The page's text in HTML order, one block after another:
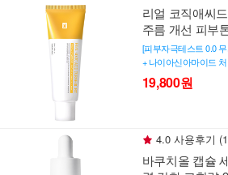
리얼 코직애씨
주름 개선 피부
[피부자극테스트 0.0
+ 나이아신아마이드
19,800원
4.0 사용후기
바쿠치올 캡슐